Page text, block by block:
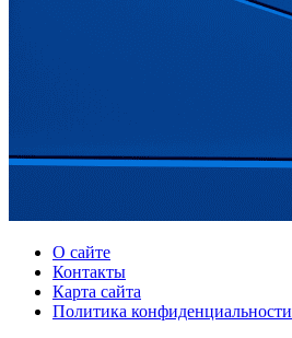
О сайте
Контакты
Карта сайта
Политика конфиденциальности